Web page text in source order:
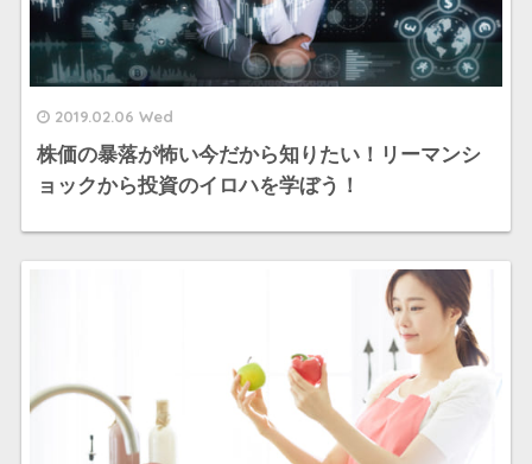
2019.02.06 Wed
株価の暴落が怖い今だから知りたい！リーマンシ
ョックから投資のイロハを学ぼう！